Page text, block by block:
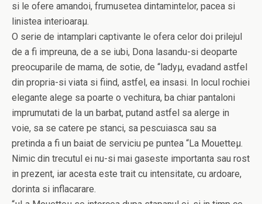
si le ofere amandoi, frumusetea dintamintelor, pacea si
linistea interioaraµ.
O serie de intamplari captivante le ofera celor doi prilejul
de a fi impreuna, de a se iubi, Dona lasandu-si deoparte
preocuparile de mama, de sotie, de “ladyµ, evadand astfel
din propria-si viata si fiind, astfel, ea insasi. In locul rochiei
elegante alege sa poarte o vechitura, ba chiar pantaloni
imprumutati de la un barbat, putand astfel sa alerge in
voie, sa se catere pe stanci, sa pescuiasca sau sa
pretinda a fi un baiat de serviciu pe puntea “La Mouetteµ.
Nimic din trecutul ei nu-si mai gaseste importanta sau rost
in prezent, iar acesta este trait cu intensitate, cu ardoare,
dorinta si inflacarare.